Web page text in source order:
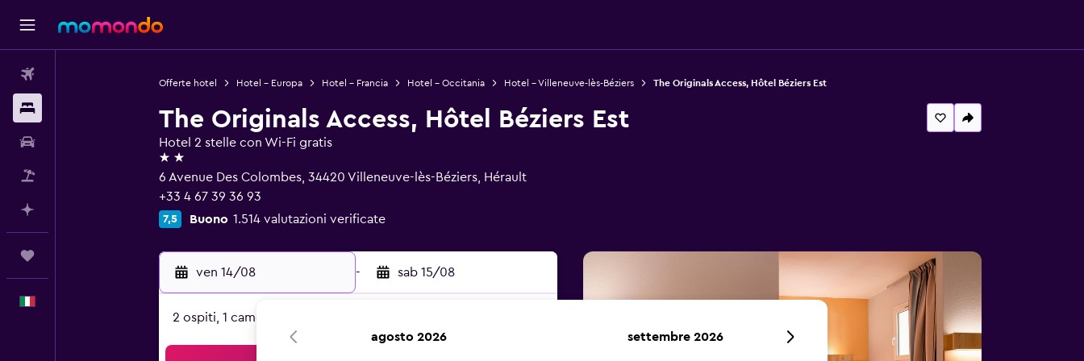
Offerte hotel Hotel - Europa Hotel - Francia Hotel - Occitania Hotel - Villeneuve-lès-Béziers The Originals Access, Hôtel Béziers Est
The Originals Access, Hôtel Béziers Est
Hotel 2 stelle con Wi-Fi gratis
2 stelle
6 Avenue Des Colombes, 34420 Villeneuve-lès-Béziers, Hérault
+33 4 67 39 36 93
7,5 Buono 1.514 valutazioni verificate
ven 14/08 - sab 15/08
2 ospiti, 1 camera
agosto 2026 settembre 2026